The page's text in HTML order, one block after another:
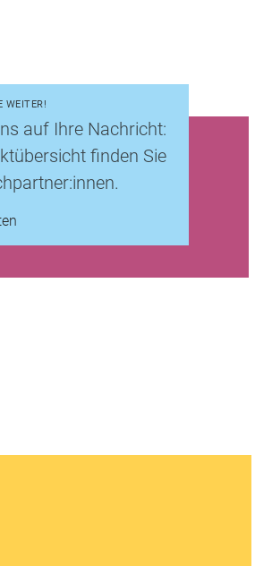
WEITER!
auf Ihre Nachricht:
finden Sie